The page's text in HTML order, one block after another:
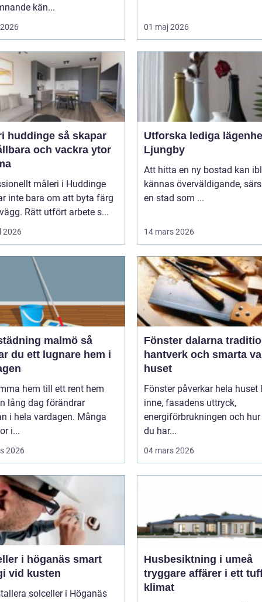
kän...
01 maj 2026
så skapar
och vackra ytor
måleri i Huddinge
inte bara om att byta färg
Rätt utfört arbete s...
2026
Utforska lediga
Ljungby
Att hitta en ny bostad kan
kännas överväldigande,
en stad som ...
14 mars 2026
malmö så
du ett lugnare hem i
hem till ett rent hem
lång dag förändrar
i hela vardagen. Många
i...
2026
Fönster dalarna tradition,
hantverk och smarta
huset
Fönster påverkar hela huset ljuset
inne, fasadens uttryck,
energiförbrukningen och
du har...
04 mars 2026
i höganäs smart
vid kusten
solceller i Höganäs
Husbesiktning i umeå
tryggare affärer i ett
klimat